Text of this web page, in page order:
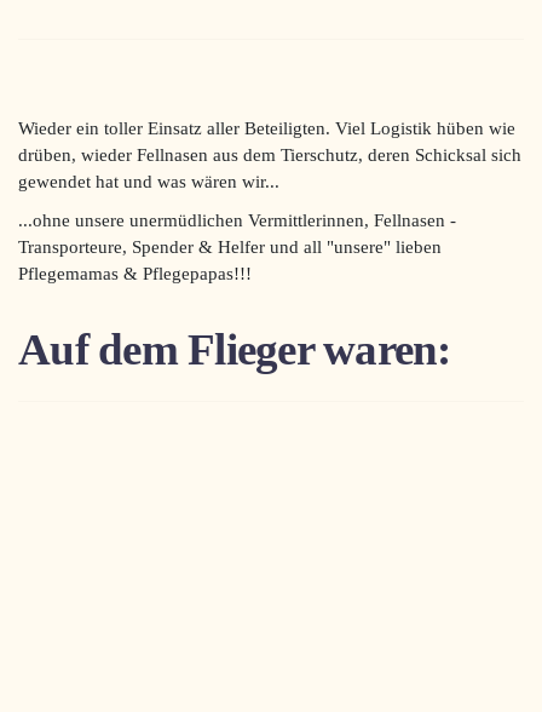
Wieder ein toller Einsatz aller Beteiligten. Viel Logistik hüben wie
drüben, wieder Fellnasen aus dem Tierschutz, deren Schicksal sich
gewendet hat und was wären wir...
...ohne unsere unermüdlichen Vermittlerinnen, Fellnasen -
Transporteure, Spender & Helfer und all "unsere" lieben
Pflegemamas & Pflegepapas!!!
Auf dem Flieger waren: